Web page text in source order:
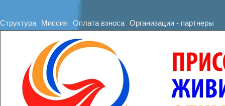
Структура Миссия Оплата взноса Организации - партнеры